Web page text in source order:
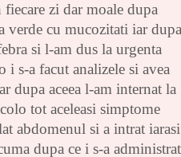
zi dar moale dupa
verde cu mucozitati iar dupa
si l-am dus la urgenta
i s-a facut analizele si avea
dupa aceea l-am internat la
tot aceleasi simptome
abdomenul si a intrat iarasi
dupa ce i s-a administrat